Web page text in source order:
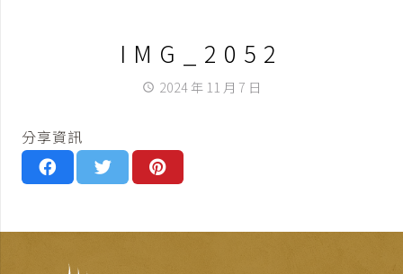
IMG_2052
access_time 2024 年 11 月 7 日
分享資訊